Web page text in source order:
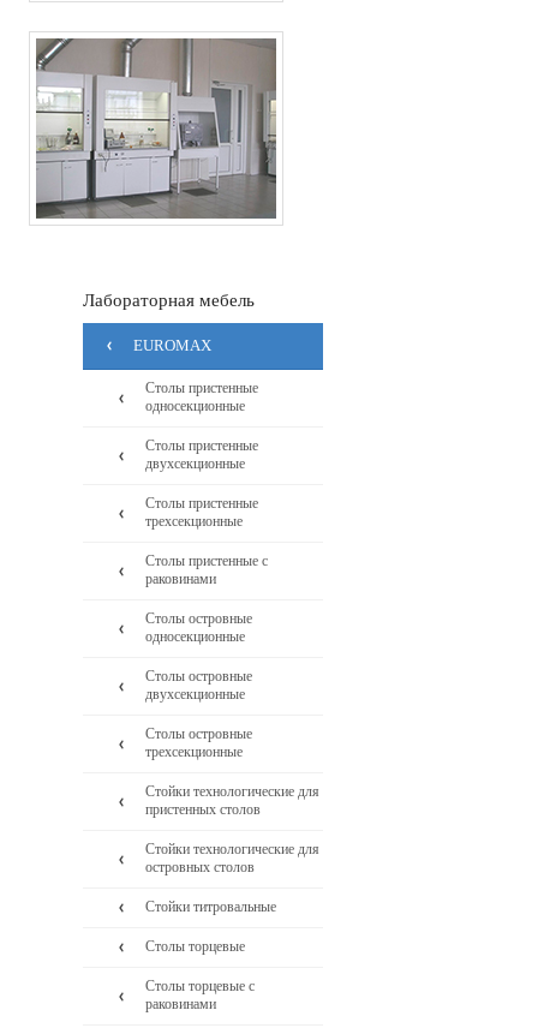
Лабораторная мебель
EUROMAX
Столы пристенные
односекционные
Столы пристенные
двухсекционные
Столы пристенные
трехсекционные
Столы пристенные с
раковинами
Столы островные
односекционные
Столы островные
двухсекционные
Столы островные
трехсекционные
Стойки технологические для
пристенных столов
Стойки технологические для
островных столов
Стойки титровальные
Столы торцевые
Столы торцевые с
раковинами